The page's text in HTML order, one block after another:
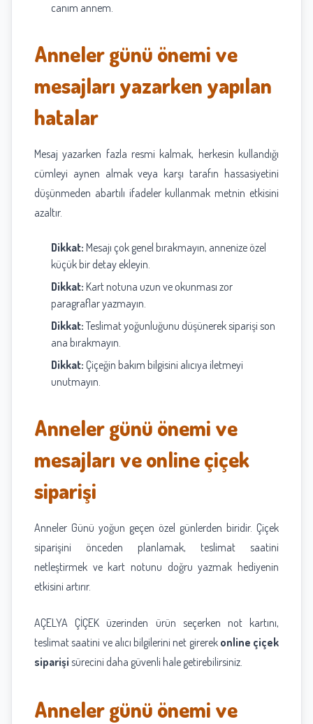
canım annem.
Anneler günü önemi ve
mesajları yazarken yapılan
hatalar
Mesaj yazarken fazla resmi kalmak, herkesin kullandığı
cümleyi aynen almak veya karşı tarafın hassasiyetini
düşünmeden abartılı ifadeler kullanmak metnin etkisini
azaltır.
Dikkat: Mesajı çok genel bırakmayın, annenize özel
küçük bir detay ekleyin.
Dikkat: Kart notuna uzun ve okunması zor
paragraflar yazmayın.
Dikkat:Teslimat yoğunluğunu düşünerek siparişi son
ana bırakmayın.
Dikkat: Çiçeğin bakım bilgisini alıcıya iletmeyi
unutmayın.
Anneler günü önemi ve
mesajları ve online çiçek
siparişi
Anneler Günü yoğun geçen özel günlerden biridir. Çiçek
siparişini önceden planlamak, teslimat saatini
netleştirmek ve kart notunu doğru yazmak hediyenin
etkisini artırır.
AÇELYA ÇİÇEK üzerinden ürün seçerken not kartını,
teslimat saatini ve alıcı bilgilerini net girerek online çiçek
siparişi sürecini daha güvenli hale getirebilirsiniz.
Anneler günü önemi ve